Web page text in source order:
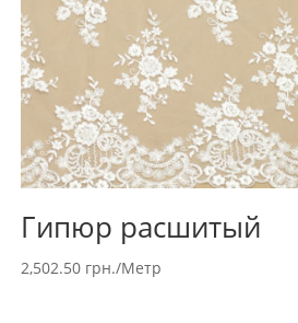
Гипюр расшитый
2,502.50 грн./Метр